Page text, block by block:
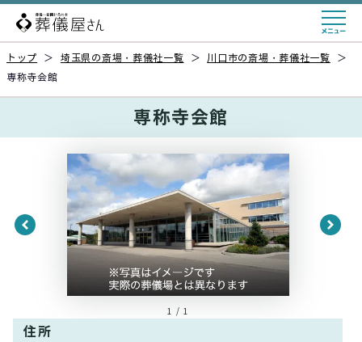
トップ ＞ 埼玉県の斎場・葬儀社一覧 ＞ 川口市の斎場・葬儀社一覧
＞
専称寺会館
専称寺会館
1 / 1
住所